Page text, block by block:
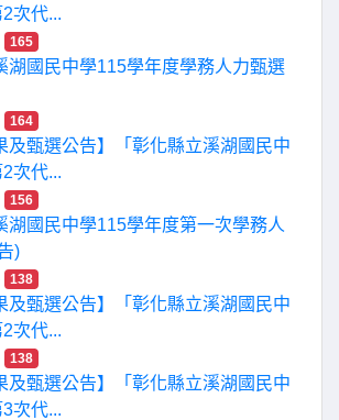
次代...
165
湖國民中學115學年度學務人力甄選
164
及甄選公告】「彰化縣立溪湖國民中
次代...
156
湖國民中學115學年度第一次學務人
)
138
及甄選公告】「彰化縣立溪湖國民中
次代...
138
及甄選公告】「彰化縣立溪湖國民中
次代...